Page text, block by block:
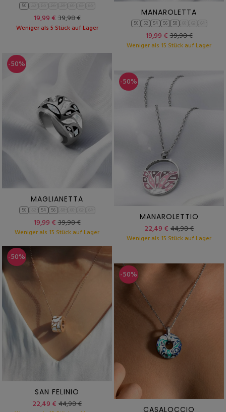
50
19,99 €39,98 €
Weniger als 5 Stück auf Lager
MANAROLETTA
50 52 54 56 58
19,99 €39,98 €
Weniger als 15 Stück auf Lager
-50%
MAGLIANETTA
50 54 56
19,99 €39,98 €
Weniger als 15 Stück auf Lager
-50%
MANAROLETTIO
22,49 € 44,98 €
Weniger als 15 Stück auf Lager
-50%
SAN FELINIO
22,49 € 44,98 €
-50%
CASALOCCIO